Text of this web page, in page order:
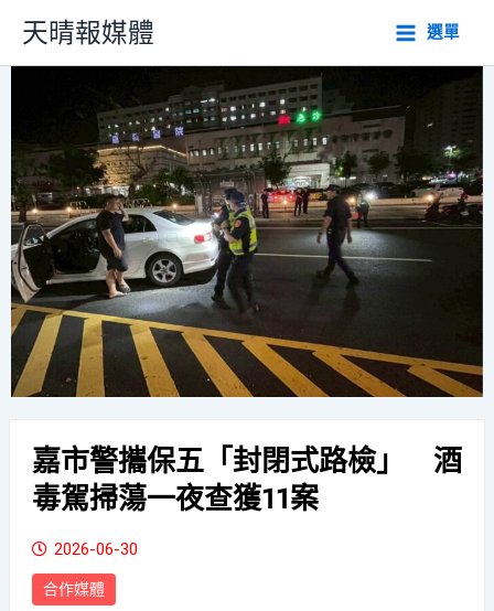
主
天晴報媒體 選單
嘉市警攜保五「封閉式路檢」 酒
毒駕掃蕩一夜查獲11案
2026-06-30
合作媒體